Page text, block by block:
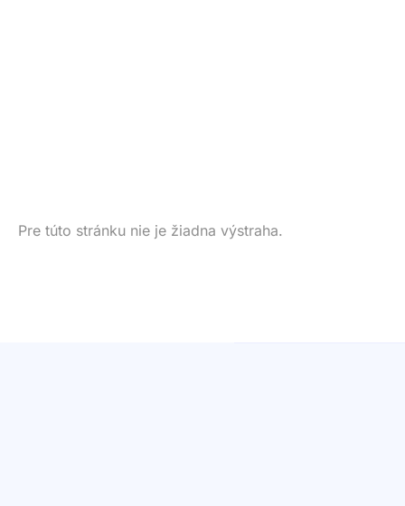
Pre túto stránku nie je žiadna výstraha.